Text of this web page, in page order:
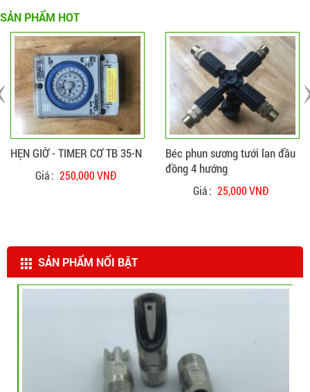
SẢN PHẨM HOT
CHI TIẾT
HẸN GIỜ - TIMER CƠ TB 35-N
Giá : 250,000 VNĐ
CHI TIẾT
Béc phun sương tưới lan đầu
đồng 4 hướng
Giá : 25,000 VNĐ
ĐẶT HÀNG ĐẶT HÀNG
SẢN PHẨM NỔI BẬT
CHI TIẾT ĐẶT HÀNG